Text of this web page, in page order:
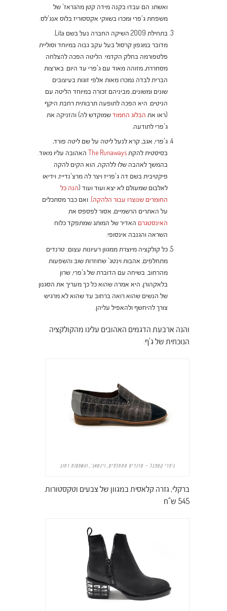
ואשתו. הם עבדו בקנה מידה קטן מהגראז' של
משפחת ג'פרי ומכרו בשווקי אקססוריז בלוס אנג'לס.
מדובר במגפון קרסול בעל עקב גבוה במיוחד וסוליית
פלטפורמה בחלק הקדמי. הליטה הפכה להצלחה
מסחררת, מזוהה מאוד עם ג'פרי עד היום. בארצות
הברית לבדה נמכרו מאות אלפי זוגות בעיצובים
שונים ומשונים, מביניהם זכורה במיוחד הליטה עם
הניטים. היא הפכה לתופעה תרבותית רחבת היקף
(ראו את הבלוג החמודשמוקדש לה) והזניקה את
ג'פרי לתודעה.
ג'פרי, אגב, קרא לנעל ליטה על שם ליטה פורד,
בסיסטית להקת The Runaways האהובה עליו מאוד.
בהמשך לאהבה שלו ללהקה, הוא הקים להקה
פיקטיבית בשם דה ג'פריז ויצר לה מרצ'נדייז, וידיאו
לאלבום שמעולם לא יצא ועוד ועוד (הנה כל
החומרים שנוצרו עבור הלהקה). ואם כבר מסתכלים
על האתרים הרשמיים, אסור לפספס את
האינסטגרם האדיר של המותג שמתפקד כלוח
השראה והגנבה אינסופי.
כל קולקציה מיוצרת ממגוון רעיונות עצום: טרנדים
מתחלפים, אהבות וינטג' שחוזרות שוב והשפעות
מהרחוב. בשיחה עם הדוברת של ג'פרי, שרון
בלאקהורן, היא אמרה שהוא כל כך מעריך את הסגנון
של הנשים שהוא רואה ברחוב עד שהוא לא מרגיש
צורך להיחשף ולהאפיל עליהן.
והנה ארבעת הדגמים האהובים עלינו מהקולקציה
הנוכחית של ג'ף:
ג'פרי קמפבל – טרנדים מתחלפים, וינטאג', והשפעות רחוב
ברקלי, גזרה קלאסית במגוון של צבעים וטקסטורות.
545 ש"ח